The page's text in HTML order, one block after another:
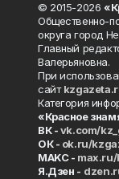
© 2015-2026
Общественно-
округа город
Главный
Валерьяновна.
При
сайт
Категория
«Красное
ВК -vk.com/
ОК - ok.ru/
MAKC - max.ru/
Я.Дзен -